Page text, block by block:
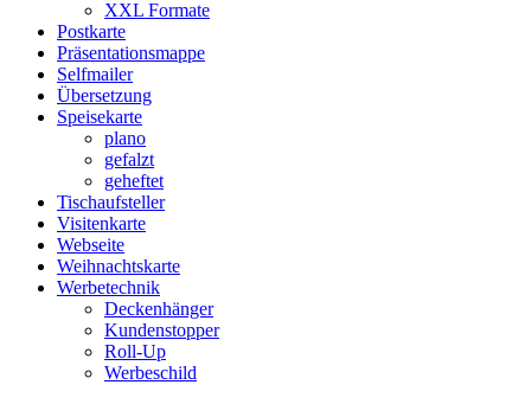
XXL Formate
Postkarte
Präsentationsmappe
Selfmailer
Übersetzung
Speisekarte
plano
gefalzt
geheftet
Tischaufsteller
Visitenkarte
Webseite
Weihnachtskarte
Werbetechnik
Deckenhänger
Kundenstopper
Roll-Up
Werbeschild